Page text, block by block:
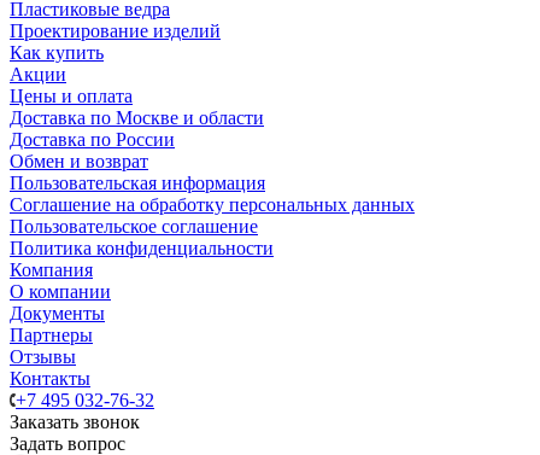
Пластиковые ведра
Проектирование изделий
Как купить
Акции
Цены и оплата
Доставка по Москве и области
Доставка по России
Обмен и возврат
Пользовательская информация
Соглашение на обработку персональных данных
Пользовательское соглашение
Политика конфиденциальности
Компания
О компании
Документы
Партнеры
Отзывы
Контакты
+7 495 032-76-32
Заказать звонок
Задать вопрос